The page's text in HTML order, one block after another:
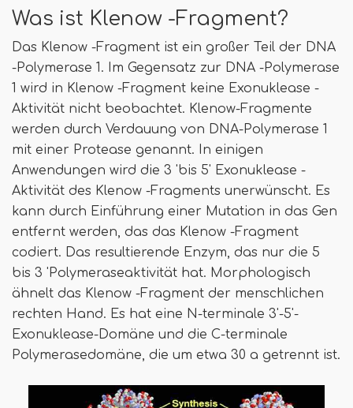
Was ist Klenow -Fragment?
Das Klenow -Fragment ist ein großer Teil der DNA
-Polymerase 1. Im Gegensatz zur DNA -Polymerase
1 wird in Klenow -Fragment keine Exonuklease -
Aktivität nicht beobachtet. Klenow-Fragmente
werden durch Verdauung von DNA-Polymerase 1
mit einer Protease genannt. In einigen
Anwendungen wird die 3 'bis 5' Exonuklease -
Aktivität des Klenow -Fragments unerwünscht. Es
kann durch Einführung einer Mutation in das Gen
entfernt werden, das das Klenow -Fragment
codiert. Das resultierende Enzym, das nur die 5
bis 3 'Polymeraseaktivität hat. Morphologisch
ähnelt das Klenow -Fragment der menschlichen
rechten Hand. Es hat eine N-terminale 3'-5'-
Exonuklease-Domäne und die C-terminale
Polymerasedomäne, die um etwa 30 a getrennt ist.